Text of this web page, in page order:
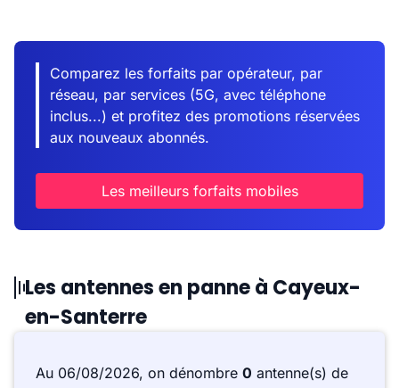
Comparez les forfaits par opérateur, par
réseau, par services (5G, avec téléphone
inclus...) et profitez des promotions réservées
aux nouveaux abonnés.
Les meilleurs forfaits mobiles
Les antennes en panne à Cayeux-
en-Santerre
Au 06/08/2026, on dénombre 0 antenne(s) de